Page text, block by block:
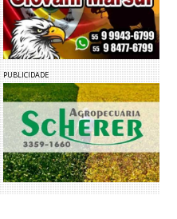
PUBLICIDADE